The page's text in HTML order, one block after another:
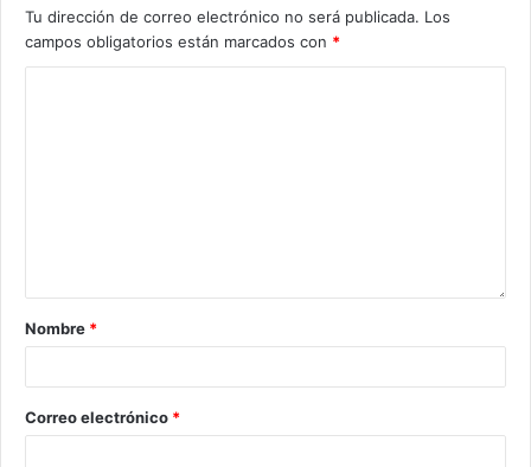
Tu dirección de correo electrónico no será publicada. Los
campos obligatorios están marcados con *
Nombre *
Correo electrónico *